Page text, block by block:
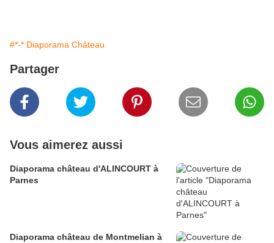
#*-* Diaporama Château
Partager
Vous aimerez aussi
Diaporama château d'ALINCOURT à
Parnes
Diaporama château de Montmelian à